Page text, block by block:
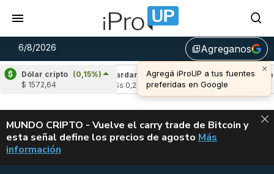
6/8/2026 library_addAgreganos
×
Agregá iProUP a tus fuentes
preferidas en Google
Dólar cripto (0,15%)
$ 1572,64
Cardano (5,93%)
u$s 0,20
Avalanche
(-
u$s 6,45
ALERTA
MUNDO CRIPTO - Vuelve el carry trade de Bitcoin y
esta señal define los precios de agosto VUELVE EL
Más
información